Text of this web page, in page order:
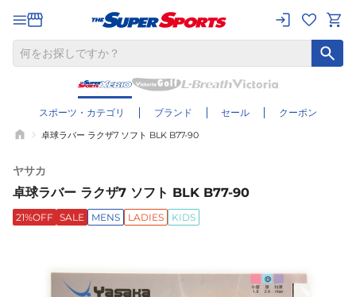
スポーツ・カテゴリ ブランド セール クーポン
卓球ラバー ラクザ7 ソフト BLK B77-90
ヤサカ
卓球ラバー ラクザ7 ソフト BLK B77-90
21%OFF SALE MENS LADIES KIDS